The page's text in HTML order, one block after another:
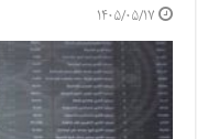
۱۴۰۵/۰۵/۱۷